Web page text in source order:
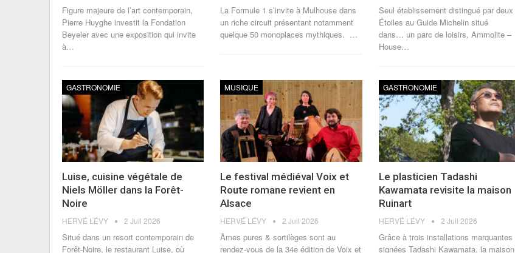
Figure majeure de l’art contemporain,
Pierre Huyghe investit la Fondation
Beyeler avec une exposition qui invite
à…
La Formule 1 s’invite à Mulhouse dans
un riche circuit présentant notamment
quelque 50 monoplaces mythiques. …
Seul établissement distingué par deux
Étoiles au Guide Michelin situé
dans… un parc de loisirs, Ammolite –
House…
GASTRONOMIE
Luise, cuisine végétale de
Niels Möller dans la Forêt-
Noire
HERVÉ LÉVY 2 Juil 2026
Situé dans un resort contemporain de
Forêt-Noire, le restaurant Luise, où
MUSIQUE
Le festival médiéval Voix et
Route romane revient en
Alsace
HERVÉ LÉVY 2 Juil 2026
Âmes pures & sortilèges sont au
rendez-vous de la 34e édition de Voix et
GASTRONOMIE
Le plasticien Tadashi
Kawamata revisite la maison
Ruinart
HERVÉ LÉVY 2 Juil 2026
Grâce à trois installations marquantes
signées Tadashi Kawamata, la maison